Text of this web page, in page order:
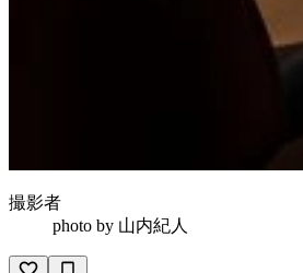
撮影者
photo by 山内紀人